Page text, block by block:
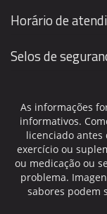
Horário de
Selos de
As informações
informativos.
licenciado
exercício ou
ou medicação ou
problema.
sabores podem